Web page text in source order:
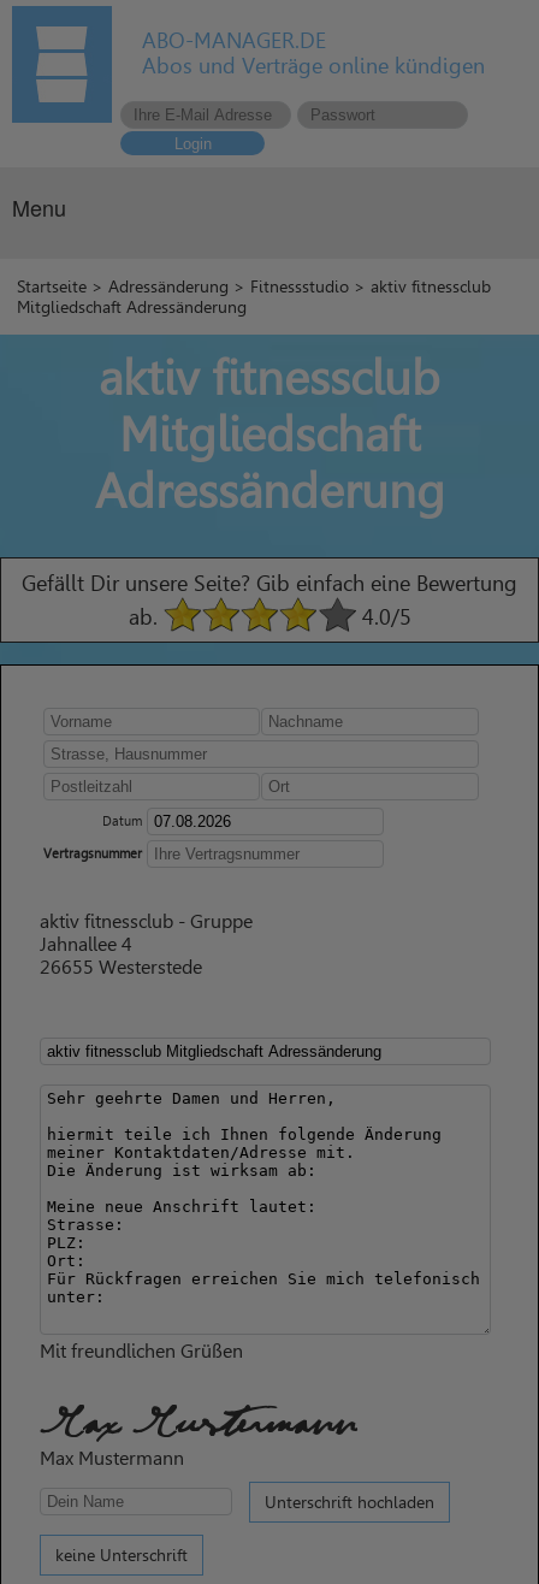
ABO-MANAGER.DE
Abos und Verträge online kündigen
Login
Menu
Startseite >Adressänderung > Fitnessstudio > aktiv fitnessclub
Mitgliedschaft Adressänderung
aktiv fitnessclub
Mitgliedschaft
Adressänderung
Gefällt Dir unsere Seite? Gib einfach eine Bewertung
ab.
4.0/5
Datum
Vertragsnummer
aktiv fitnessclub - Gruppe
Jahnallee 4
26655 Westerstede
Mit freundlichen Grüßen
Max Mustermann
Max Mustermann
Unterschrift hochladen
keine Unterschrift